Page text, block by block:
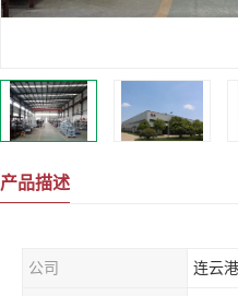
产品描述
公司 连云